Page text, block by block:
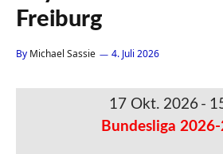
Freiburg
By Michael Sassie 4. Juli 2026
17 Okt. 2026 -
Bundesliga